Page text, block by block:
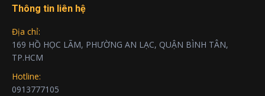
Thông tin liên hệ
Địa chỉ:
169 HỒ HỌC LÃM, PHƯỜNG AN LẠC, QUẬN BÌNH TÂN,
TP.HCM
Hotline:
0913777105